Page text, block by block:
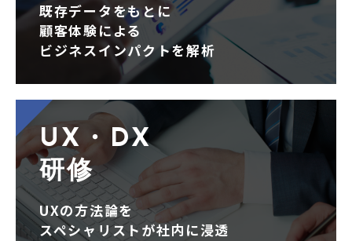
既存データをもとに
顧客体験による
ビジネスインパクトを解析
UX・DX
研修
UXの方法論を
スペシャリストが社内に浸透